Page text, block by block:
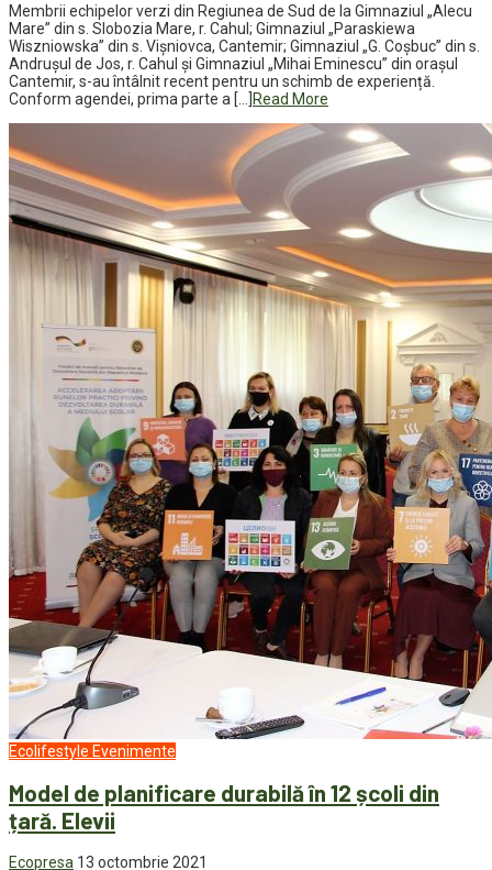
Membrii echipelor verzi din Regiunea de Sud de la Gimnaziul „Alecu
Mare” din s. Slobozia Mare, r. Cahul; Gimnaziul „Paraskiewa
Wiszniowska” din s. Vişniovca, Cantemir; Gimnaziul „G. Coșbuc” din s.
Andrușul de Jos, r. Cahul și Gimnaziul „Mihai Eminescu” din orașul
Cantemir, s-au întâlnit recent pentru un schimb de experiență.
Conform agendei, prima parte a […]
Read More
Ecolifestyle Evenimente
Model de planificare durabilă în 12 școli din
țară. Elevii
Ecopresa 13 octombrie 2021